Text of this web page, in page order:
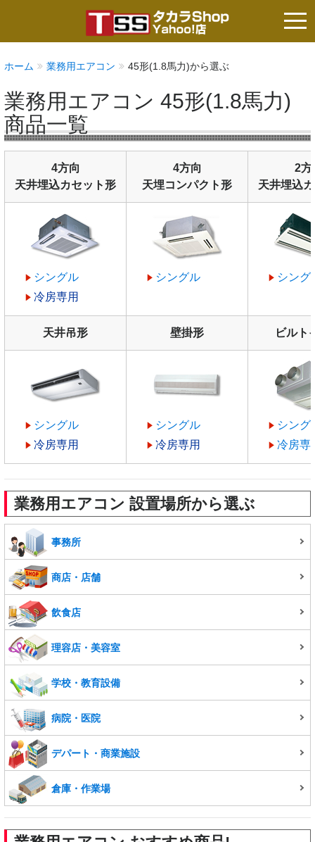
ホーム 業務用エアコン 45形(1.8馬力)から選ぶ
業務用エアコン 45形(1.8馬力)
商品一覧
4方向
天井埋込カセット形
4方向
天埋コンパクト形
2方
天井埋込
シングル
冷房専用
シングル シング
天井吊形 壁掛形 ビルト
シングル
冷房専用
シングル
冷房専用
シング
冷房専
業務用エアコン 設置場所から選ぶ
事務所
商店・店舗
飲食店
理容店・美容室
学校・教育設備
病院・医院
デパート・商業施設
倉庫・作業場